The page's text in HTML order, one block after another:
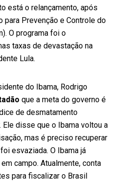
está o relançamento, após
para Prevenção e Controle do
O programa foi o
taxas de devastação na
Lula.
do Ibama, Rodrigo
que a meta do governo é
de desmatamento
Ele disse que o Ibama voltou a
mas é preciso recuperar
esvaziada. O Ibama já
campo. Atualmente, conta
para fiscalizar o Brasil